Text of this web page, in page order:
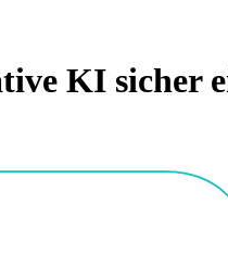
KI sicher